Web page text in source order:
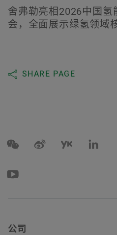
舍弗勒亮相2026中国氢
会，全面展示绿氢领域
SHARE PAGE
公司